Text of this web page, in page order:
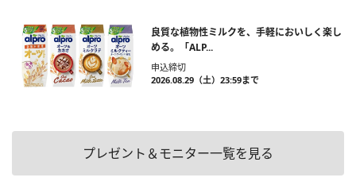
良質な植物性ミルクを、手軽においしく楽し
める。「ALP...
申込締切
2026.08.29（土）23:59まで
プレゼント＆モニター一覧を見る